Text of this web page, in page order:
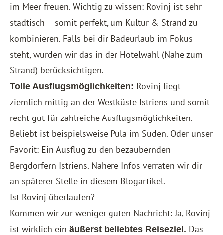
im Meer freuen. Wichtig zu wissen: Rovinj ist sehr
städtisch – somit perfekt, um Kultur & Strand zu
kombinieren. Falls bei dir Badeurlaub im Fokus
steht, würden wir das in der Hotelwahl (Nähe zum
Strand) berücksichtigen.
Tolle Ausflugsmöglichkeiten: Rovinj liegt
ziemlich mittig an der Westküste Istriens und somit
recht gut für zahlreiche Ausflugsmöglichkeiten.
Beliebt ist beispielsweise Pula im Süden. Oder unser
Favorit: Ein Ausflug zu den bezaubernden
Bergdörfern Istriens. Nähere Infos verraten wir dir
an späterer Stelle in diesem Blogartikel.
Ist Rovinj überlaufen?
Kommen wir zur weniger guten Nachricht: Ja, Rovinj
ist wirklich ein äußerst beliebtes Reiseziel. Das